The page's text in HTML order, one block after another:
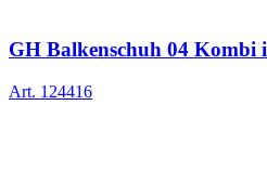
GH Balkenschuh 04 Kombi
Art. 124416